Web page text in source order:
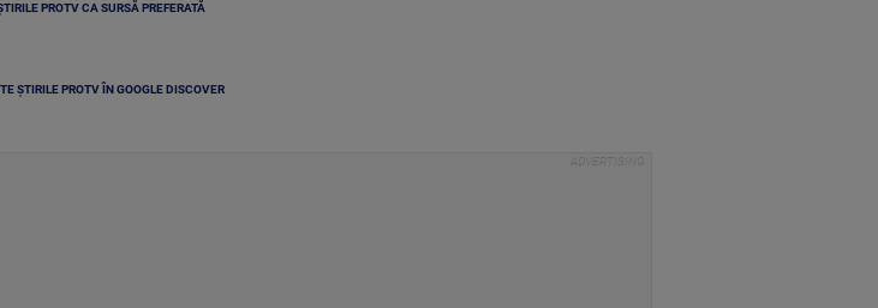
PROTV CA SURSĂ PREFERATĂ
ȘTIRILE PROTV ÎN GOOGLE DISCOVER